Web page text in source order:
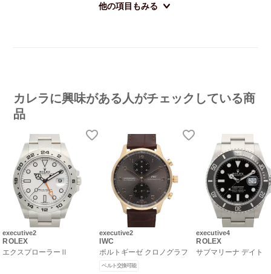
他の項目もみる
カレラに興味がある人がチェックしている商
品
executive2
ROLEX
エクスプローラーⅡ
executive2
IWC
ポルトギーゼ クロノグラフ
ベルト交換可能
executive4
ROLEX
サブマリーナ デイト